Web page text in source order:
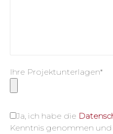
Ihre Projektunterlagen*
Ja, ich habe die
Kenntnis genommen